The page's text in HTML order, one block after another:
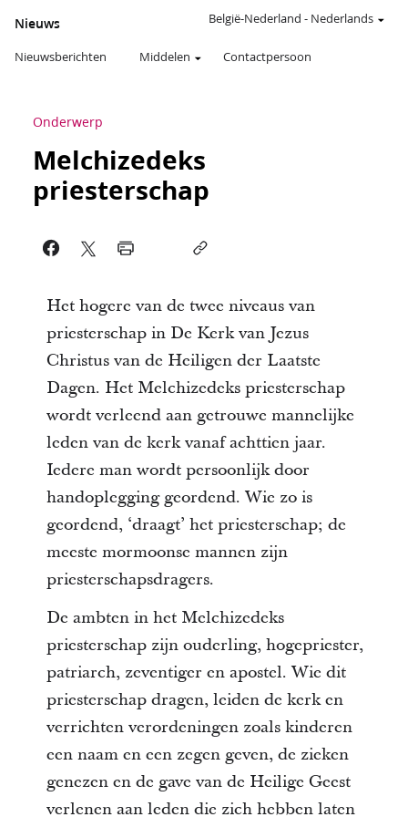
Nieuws
Nieuwsberichten Middelen Contactpersoon
België-Nederland - Nederlands
Onderwerp
Melchizedeks
priesterschap
Het hogere van de twee niveaus van
priesterschap in De Kerk van Jezus
Christus van de Heiligen der Laatste
Dagen. Het Melchizedeks priesterschap
wordt verleend aan getrouwe mannelijke
leden van de kerk vanaf achttien jaar.
Iedere man wordt persoonlijk door
handoplegging geordend. Wie zo is
geordend, ‘draagt’ het priesterschap; de
meeste mormoonse mannen zijn
priesterschapsdragers.
De ambten in het Melchizedeks
priesterschap zijn ouderling, hogepriester,
patriarch, zeventiger en apostel. Wie dit
priesterschap dragen, leiden de kerk en
verrichten verordeningen zoals kinderen
een naam en een zegen geven, de zieken
genezen en de gave van de Heilige Geest
verlenen aan leden die zich hebben laten